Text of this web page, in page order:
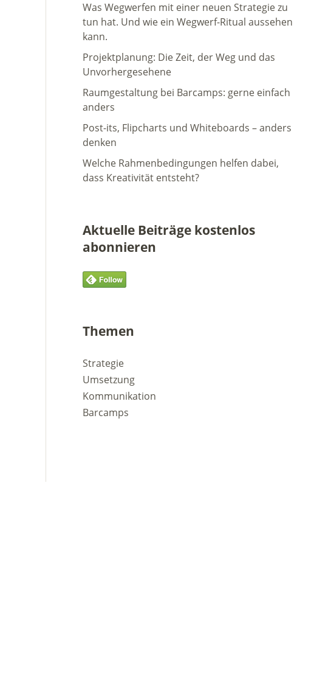
Was Wegwerfen mit einer neuen Strategie zu
tun hat. Und wie ein Wegwerf-Ritual aussehen
kann.
Projektplanung: Die Zeit, der Weg und das
Unvorhergesehene
Raumgestaltung bei Barcamps: gerne einfach
anders
Post-its, Flipcharts und Whiteboards – anders
denken
Welche Rahmenbedingungen helfen dabei,
dass Kreativität entsteht?
Aktuelle Beiträge kostenlos
abonnieren
Themen
Strategie
Umsetzung
Kommunikation
Barcamps